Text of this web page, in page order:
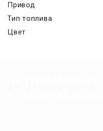
Привод
Тип топлива
Цвет